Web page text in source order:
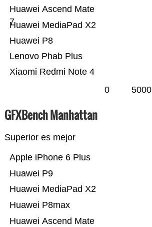
Xiaomi Redmi Note 4
Lenovo Phab Plus
Huawei P8
Huawei MediaPad X2
Huawei Ascend Mate
7
0 5000
GFXBench Manhattan
Superior es mejor
Huawei Ascend Mate
Huawei P8max
Huawei MediaPad X2
Huawei P9
Apple iPhone 6 Plus